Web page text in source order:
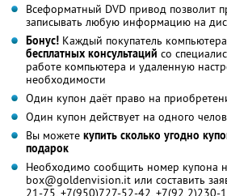
Всеформатный DVD привод позволит
записывать любую информацию на
Бонус! Каждый покупатель
бесплатных консультаций со
работе компьютера и удаленную
необходимости
Один купон даёт право на
Один купон действует на одного
Вы можете купить сколько угодно
подарок
Необходимо сообщить номер купона
box@goldenvision.it или составить
21-75, +7(950)727-52-42, +7(92 2)230-